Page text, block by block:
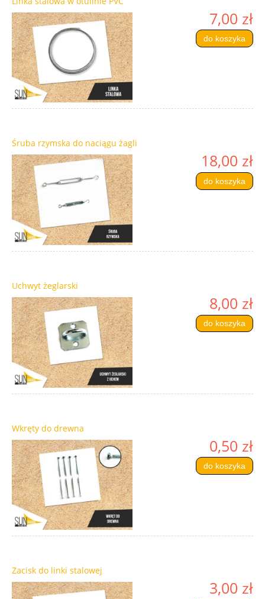
7,00 zł
do koszyka
Śruba rzymska do naciągu żagli
18,00 zł
do koszyka
Uchwyt żeglarski
8,00 zł
do koszyka
Wkręty do drewna
0,50 zł
do koszyka
Zacisk do linki stalowej
3,00 zł